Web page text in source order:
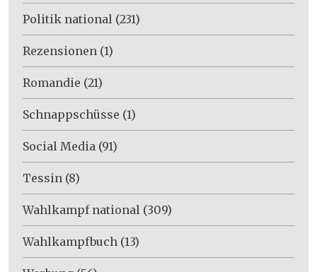
Politik national (231)
Rezensionen (1)
Romandie (21)
Schnappschüsse (1)
Social Media (91)
Tessin (8)
Wahlkampf national (309)
Wahlkampfbuch (13)